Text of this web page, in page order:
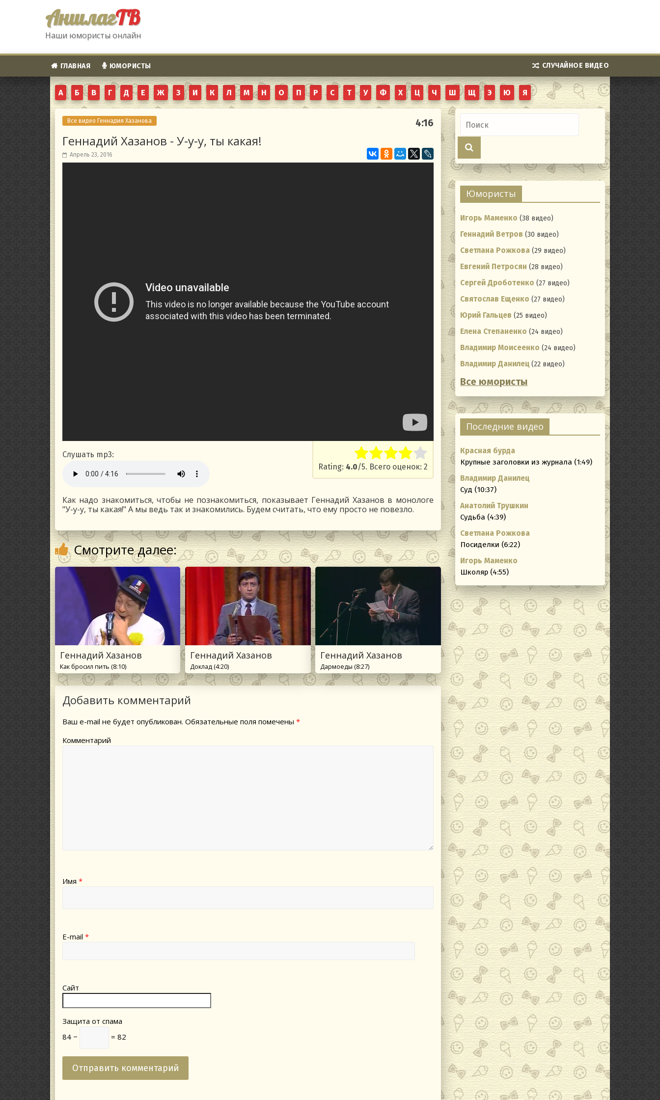
АншлагТВ
Наши юмористы онлайн
ГЛАВНАЯ ЮМОРИСТЫ СЛУЧАЙНОЕ ВИДЕО
А Б В Г Д Е Ж З И К Л М Н О П Р С Т У Ф Х Ц Ч Ш Щ Э Ю Я
Все видео Геннадия Хазанова 4:16
Геннадий Хазанов - У-у-у, ты какая!
Апрель 23, 2016
Rate this item:
Submit Rating
Rating: 4.0/5. Всего оценок: 2
Слушать mp3:
Как надо знакомиться, чтобы не познакомиться, показывает Геннадий Хазанов в монологе
"У-у-у, ты какая!" А мы ведь так и знакомились. Будем считать, что ему просто не повезло.
Смотрите далее:
Геннадий Хазанов
Как бросил пить (8:10)
Геннадий Хазанов
Доклад (4:20)
Геннадий Хазанов
Дармоеды (8:27)
Добавить комментарий
Ваш e-mail не будет опубликован. Обязательные поля помечены *
Комментарий
Имя *
E-mail *
Сайт
Защита от спама
84 −
= 82
Юмористы
Игорь Маменко (38 видео)
Геннадий Ветров (30 видео)
Светлана Рожкова (29 видео)
Евгений Петросян (28 видео)
Сергей Дроботенко (27 видео)
Святослав Ещенко (27 видео)
Юрий Гальцев (25 видео)
Елена Степаненко (24 видео)
Владимир Моисеенко (24 видео)
Владимир Данилец (22 видео)
Все юмористы
Последние видео
Красная бурда
Крупные заголовки из журнала (1:49)
Владимир Данилец
Суд (10:37)
Анатолий Трушкин
Судьба (4:39)
Светлана Рожкова
Посиделки (6:22)
Игорь Маменко
Школяр (4:55)